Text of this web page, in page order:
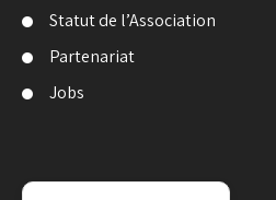
Statut de l’Association
Partenariat
Jobs